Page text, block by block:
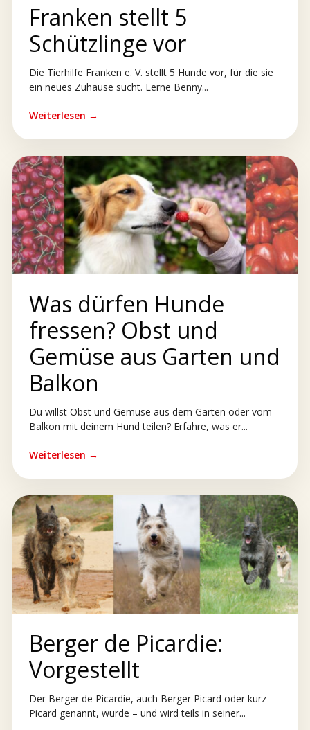
Franken stellt 5
Schützlinge vor
Die Tierhilfe Franken e. V. stellt 5 Hunde vor, für die sie
ein neues Zuhause sucht. Lerne Benny...
Weiterlesen →
Was dürfen Hunde
fressen? Obst und
Gemüse aus Garten und
Balkon
Du willst Obst und Gemüse aus dem Garten oder vom
Balkon mit deinem Hund teilen? Erfahre, was er...
Weiterlesen →
Berger de Picardie:
Vorgestellt
Der Berger de Picardie, auch Berger Picard oder kurz
Picard genannt, wurde – und wird teils in seiner...